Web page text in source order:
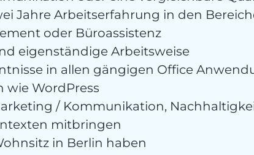
Jahre Arbeitserfahrung in den
oder Büroassistenz
eigenständige Arbeitsweise
in allen gängigen Office
wie WordPress
/ Kommunikation,
mitbringen
in Berlin haben